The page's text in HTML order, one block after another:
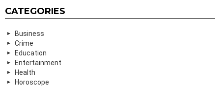
CATEGORIES
Business
Crime
Education
Entertainment
Health
Horoscope